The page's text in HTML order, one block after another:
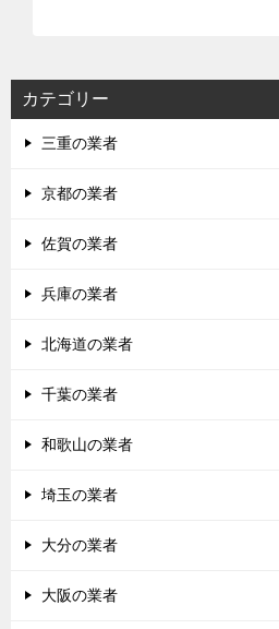
シ
ョ
カテゴリー
三重の業者
京都の業者
佐賀の業者
兵庫の業者
北海道の業者
千葉の業者
和歌山の業者
埼玉の業者
大分の業者
大阪の業者